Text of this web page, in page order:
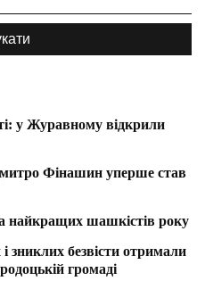
у Журавному відкрили
Фінашин уперше став
найкращих шашкістів року
зниклих безвісти отримали
громаді